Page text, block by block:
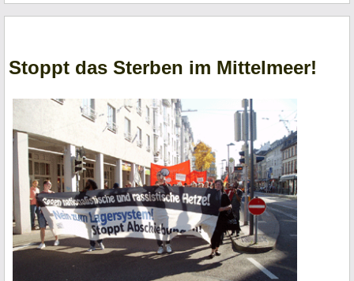
Stoppt das Sterben im Mittelmeer!